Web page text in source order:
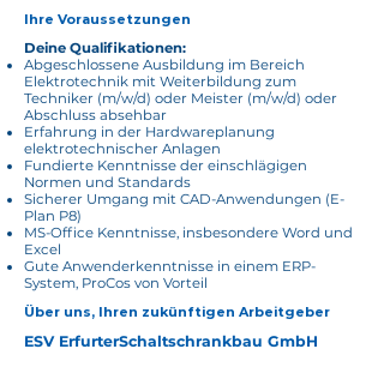
Ihre Voraussetzungen
Deine Qualifikationen:
Abgeschlossene Ausbildung im Bereich
Elektrotechnik mit Weiterbildung zum
Techniker (m/w/d) oder Meister (m/w/d) oder
Abschluss absehbar
Erfahrung in der Hardwareplanung
elektrotechnischer Anlagen
Fundierte Kenntnisse der einschlägigen
Normen und Standards
Sicherer Umgang mit CAD-Anwendungen (E-
Plan P8)
MS-Office Kenntnisse, insbesondere Word und
Excel
Gute Anwenderkenntnisse in einem ERP-
System, ProCos von Vorteil
Über uns, Ihren zukünftigen Arbeitgeber
ESV ErfurterSchaltschrankbau GmbH